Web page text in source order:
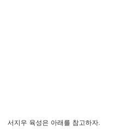
서지우 육성은 아래를 참고하자.